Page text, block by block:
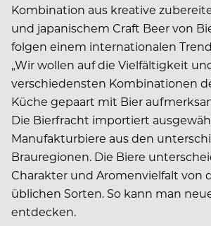
Kombination aus kreative
und japanischem Craft Beer von
folgen einem internationalen
„Wir wollen auf die Vielfältigkeit
verschiedensten Kombinationen
Küche gepaart mit Bier
Die Bierfracht importiert
Manufakturbiere aus den
Brauregionen. Die Biere
Charakter und Aromenvielfalt von
üblichen Sorten. So kann man
entdecken.